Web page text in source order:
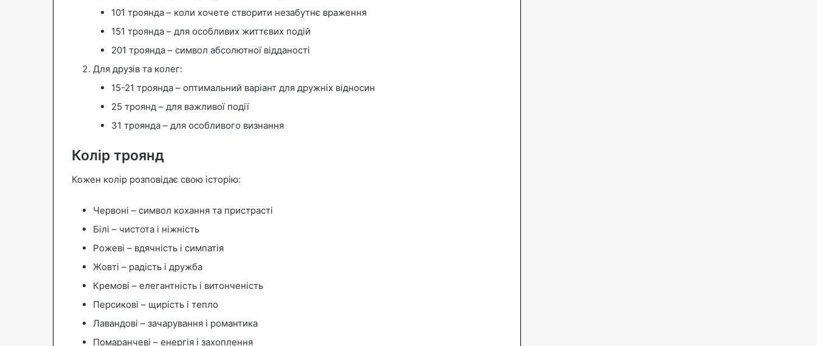
101 троянда – коли хочете створити незабутнє враження
151 троянда – для особливих життєвих подій
201 троянда – символ абсолютної відданості
Для друзів та колег:
15-21 троянда – оптимальний варіант для дружніх відносин
25 троянд – для важливої події
31 троянда – для особливого визнання
Колір троянд
Кожен колір розповідає свою історію:
Червоні – символ кохання та пристрасті
Білі – чистота і ніжність
Рожеві – вдячність і симпатія
Жовті – радість і дружба
Кремові – елегантність і витонченість
Персикові – щирість і тепло
Лавандові – зачарування і романтика
Помаранчеві – енергія і захоплення